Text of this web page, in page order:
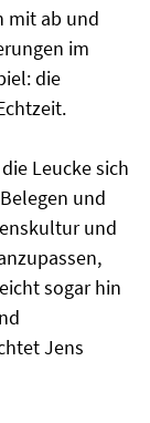
mit ab und
im
die
Leucke sich
und
und
sogar hin
Jens